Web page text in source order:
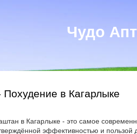
Чудо
в Кагарлыке
в Кагарлыке - это самое
эффективностью и пользой